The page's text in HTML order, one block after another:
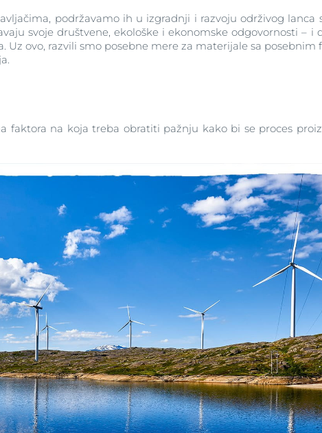
podržavamo ih u izgradnji i razvoju održivog lanca
svoje društvene, ekološke i ekonomske odgovornosti – i
Uz ovo, razvili smo posebne mere za materijale sa posebnim
faktora na koja treba obratiti pažnju kako bi se proces